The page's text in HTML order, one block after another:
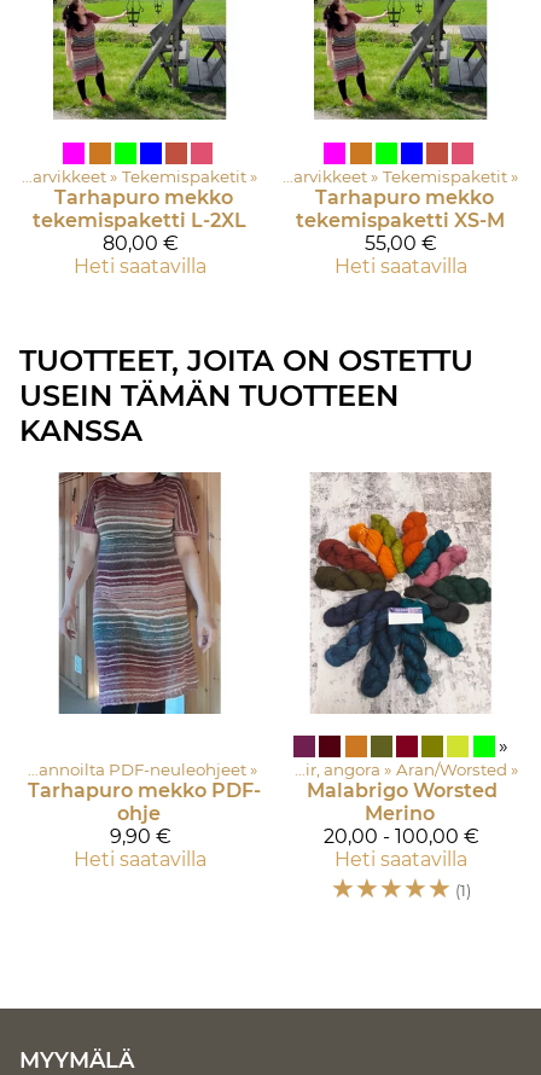
Langat ja tarvikkeet ‪» Tekemispaketit ‪»
Tarhapuro mekko
tekemispaketti L-2XL
80,00 €
Heti saatavilla
Tuotteet‪»Lankapuoti‪» Langat ja tarvikkeet ‪» Tekemispaketit ‪»
Tarhapuro mekko
tekemispaketti XS-M
55,00 €
Heti saatavilla
TUOTTEET, JOITA ON OSTETTU
USEIN TÄMÄN TUOTTEEN
KANSSA
Neuleita Pielisen Rannoilta PDF-neuleohjeet ‪»
Tarhapuro mekko PDF-
ohje
9,90 €
Heti saatavilla
»
Asustelangat: Merinovilla, silkki, mohair, alpakka, kashmir, angora ‪» Aran/Worsted ‪»
Malabrigo Worsted
Merino
20,00 - 100,00 €
Heti saatavilla
☆☆☆☆☆ (1)
MYYMÄLÄ